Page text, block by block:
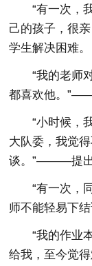
“有一次，
己的孩子，很
学生解决困难。
“我的老师
都喜欢他。
“小时候，
大队委，我觉
谈。”———提出
“有一次，
师不能轻易下
“我的作业
给我，至今觉